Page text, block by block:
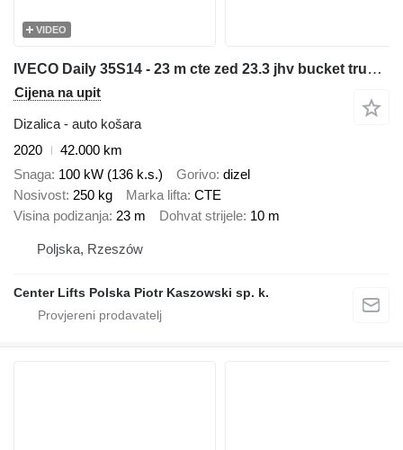
VIDEO
IVECO Daily 35S14 - 23 m cte zed 23.3 jhv bucket truck boom lift
Cijena na upit
Dizalica - auto košara
2020
42.000 km
Snaga 100 kW (136 k.s.) Gorivo dizel
Nosivost 250 kg Marka lifta CTE
Visina podizanja 23 m Dohvat strijele 10 m
Poljska, Rzeszów
Center Lifts Polska Piotr Kaszowski sp. k.